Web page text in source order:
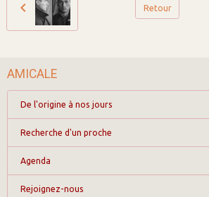
Retour
AMICALE
De l'origine à nos jours
Recherche d'un proche
Agenda
Rejoignez-nous